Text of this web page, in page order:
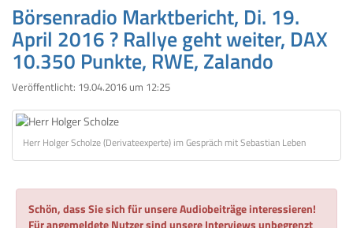
Börsenradio Marktbericht, Di. 19.
April 2016 ? Rallye geht weiter, DAX
10.350 Punkte, RWE, Zalando
Veröffentlicht: 19.04.2016 um 12:25
Herr Holger Scholze (Derivateexperte) im Gespräch mit Sebastian Leben
Schön, dass Sie sich für unsere Audiobeiträge interessieren!
Für angemeldete Nutzer sind unsere Interviews unbegrenzt